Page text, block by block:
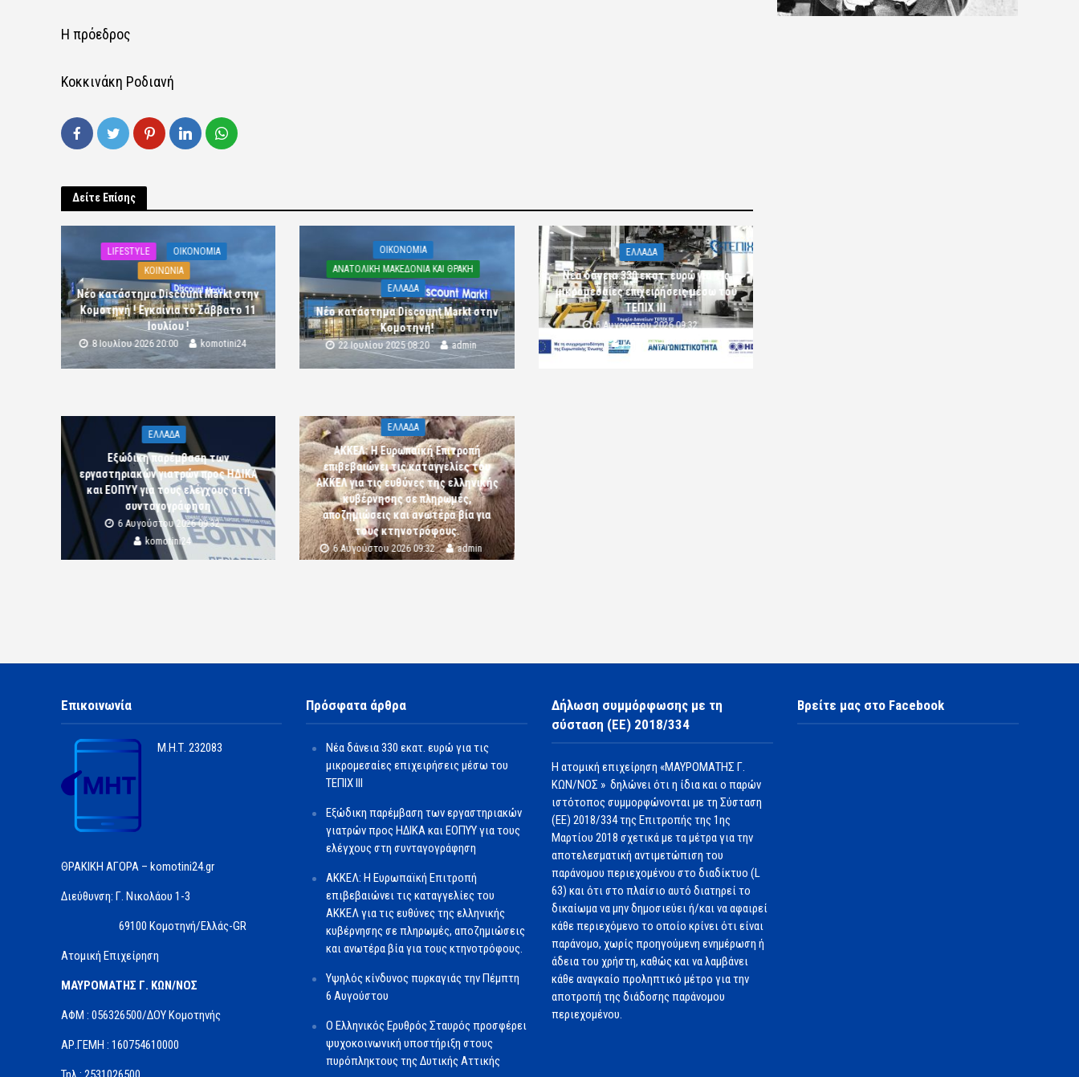
Η πρόεδρος
Κοκκινάκη Ροδιανή
Δείτε Επίσης
LIFESTYLE
OIKONOMIA
ΚΟΙΝΩΝΙΑ
Νέο κατάστημα Discount Markt στην
Κομοτηνή ! Εγκαίνια το Σάββατο 11
Ιουλίου !
8 Ιουλίου 2026 20:00 komotini24
OIKONOMIA
ΑΝΑΤΟΛΙΚΗ ΜΑΚΕΔΟΝΙΑ ΚΑΙ ΘΡΑΚΗ
ΕΛΛΑΔΑ
Νέο κατάστημα Discount Markt στην
Κομοτηνή!
22 Ιουλίου 2025 08:20 admin
ΕΛΛΑΔΑ
Νέα δάνεια 330 εκατ. ευρώ για τις
μικρομεσαίες επιχειρήσεις μέσω του
ΤΕΠΙΧ ΙΙΙ
6 Αυγούστου 2026 09:32
komotini24
ΕΛΛΑΔΑ
Εξώδικη παρέμβαση των
εργαστηριακών γιατρών προς ΗΔΙΚΑ
και ΕΟΠΥΥ για τους ελέγχους στη
συνταγογράφηση
6 Αυγούστου 2026 09:32
komotini24
ΕΛΛΑΔΑ
ΑΚΚΕΛ: Η Ευρωπαϊκή Επιτροπή
επιβεβαιώνει τις καταγγελίες του
ΑΚΚΕΛ για τις ευθύνες της ελληνικής
κυβέρνησης σε πληρωμές,
αποζημιώσεις και ανωτέρα βία για
τους κτηνοτρόφους.
6 Αυγούστου 2026 09:32 admin
Επικοινωνία
Μ.Η.Τ. 232083
ΘΡΑΚΙΚΗ ΑΓΟΡΑ – komotini24.gr
Διεύθυνση: Γ. Νικολάου 1-3
69100 Κομοτηνή/Ελλάς-GR
Ατομική Επιχείρηση
ΜΑΥΡΟΜΑΤΗΣ Γ. ΚΩΝ/ΝΟΣ
ΑΦΜ : 056326500/ΔOΥ Κομοτηνής
ΑΡ.ΓΕΜΗ : 160754610000
Πρόσφατα άρθρα
Νέα δάνεια 330 εκατ. ευρώ για τις
μικρομεσαίες επιχειρήσεις μέσω του
ΤΕΠΙΧ ΙΙΙ
Εξώδικη παρέμβαση των εργαστηριακών
γιατρών προς ΗΔΙΚΑ και ΕΟΠΥΥ για τους
ελέγχους στη συνταγογράφηση
ΑΚΚΕΛ: Η Ευρωπαϊκή Επιτροπή
επιβεβαιώνει τις καταγγελίες του
ΑΚΚΕΛ για τις ευθύνες της ελληνικής
κυβέρνησης σε πληρωμές, αποζημιώσεις
και ανωτέρα βία για τους κτηνοτρόφους.
Υψηλός κίνδυνος πυρκαγιάς την Πέμπτη
6 Αυγούστου
Ο Ελληνικός Ερυθρός Σταυρός προσφέρει
ψυχοκοινωνική υποστήριξη στους
πυρόπληκτους της Δυτικής Αττικής
Δήλωση συμμόρφωσης με τη
σύσταση (ΕΕ) 2018/334
Η ατομική επιχείρηση «ΜΑΥΡΟΜΑΤΗΣ Γ.
ΚΩΝ/ΝΟΣ » δηλώνει ότι η ίδια και ο παρών
ιστότοπος συμμορφώνονται με τη Σύσταση
(ΕΕ) 2018/334 της Επιτροπής της 1ης
Μαρτίου 2018 σχετικά με τα μέτρα για την
αποτελεσματική αντιμετώπιση του
παράνομου περιεχομένου στο διαδίκτυο (L
63) και ότι στο πλαίσιο αυτό διατηρεί το
δικαίωμα να μην δημοσιεύει ή/και να αφαιρεί
κάθε περιεχόμενο το οποίο κρίνει ότι είναι
παράνομο, χωρίς προηγούμενη ενημέρωση ή
άδεια του χρήστη, καθώς και να λαμβάνει
κάθε αναγκαίο προληπτικό μέτρο για την
αποτροπή της διάδοσης παράνομου
περιεχομένου.
Βρείτε μας στο Facebook